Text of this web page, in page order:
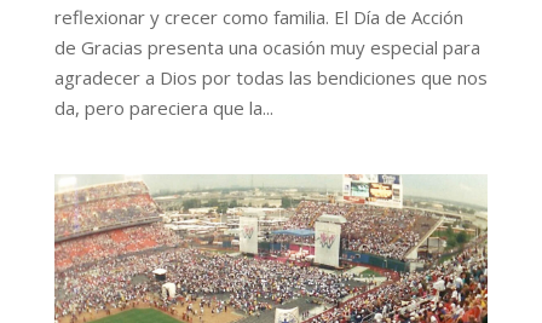
reflexionar y crecer como familia. El Día de Acción
de Gracias presenta una ocasión muy especial para
agradecer a Dios por todas las bendiciones que nos
da, pero pareciera que la...